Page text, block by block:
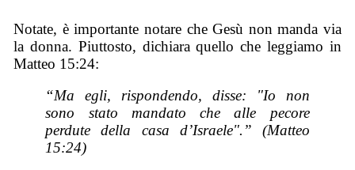
Notate, è importante notare che Gesù non manda via
la donna. Piuttosto, dichiara quello che leggiamo in
Matteo 15:24:
“Ma egli, rispondendo, disse: "Io non
sono stato mandato che alle pecore
perdute della casa d’Israele".” (Matteo
15:24)